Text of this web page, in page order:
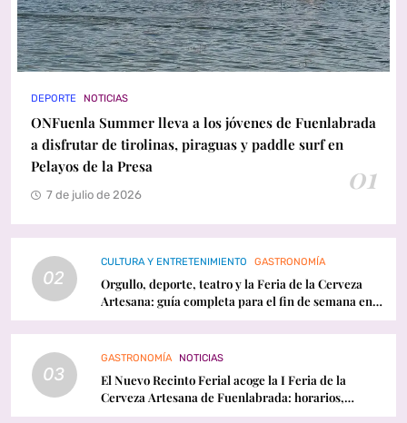
DEPORTE NOTICIAS
ONFuenla Summer lleva a los jóvenes de Fuenlabrada
a disfrutar de tirolinas, piraguas y paddle surf en
Pelayos de la Presa
01
7 de julio de 2026
02
CULTURA Y ENTRETENIMIENTO GASTRONOMÍA
Orgullo, deporte, teatro y la Feria de la Cerveza
Artesana: guía completa para el fin de semana en
Fuenlabrada
03
GASTRONOMÍA NOTICIAS
El Nuevo Recinto Ferial acoge la I Feria de la
Cerveza Artesana de Fuenlabrada: horarios,
conciertos y programación